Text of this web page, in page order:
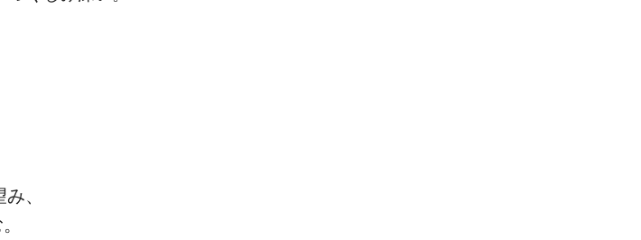
、